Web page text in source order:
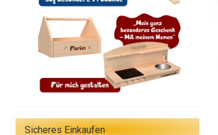
Sicheres Einkaufen